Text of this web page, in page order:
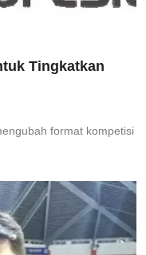
Tingkatkan
format kompetisi